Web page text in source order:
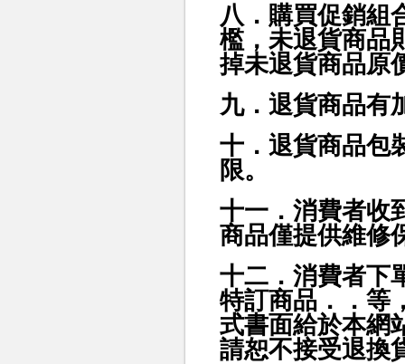
八．購買促銷組
檻，未退貨商品
掉未退貨商品原
九．退貨商品有
十．退貨商品包
限。
十一．消費者收
商品僅提供維修
十二．消費者下
特訂商品．．等
式書面給於本網
請恕不接受退換